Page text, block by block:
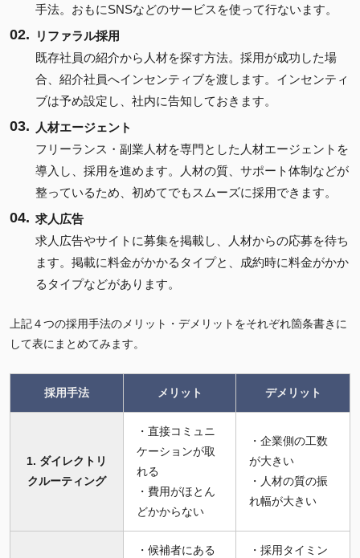
手法。おもにSNSなどのサービスを使って行ないます。
リファラル採用
既存社員の紹介から人材を探す方法。採用が成功した場
合、紹介社員へインセンティブを渡します。インセンティ
ブは予め設定し、社内に告知しておきます。
人材エージェント
フリーランス・副業人材を専門とした人材エージェントを
導入し、採用を進めます。人材の質、サポート体制などが
整っているため、初めてでもスムーズに採用できます。
求人広告
求人広告やサイトに募集を掲載し、人材からの応募を待ち
ます。掲載に料金がかかるタイプと、成約時に料金がかか
るタイプなどがあります。
上記４つの採用手法のメリット・デメリットをそれぞれ箇条書きに
して表にまとめてみます。
採用手法 メリット デメリット
1. ダイレクトリ
クルーティング
・直接コミュニ
ケーションが取
れる
・費用がほとん
どかからない
・企業側の工数
が大きい
・人材の質の振
れ幅が大きい
・候補者にある
・採用タイミン